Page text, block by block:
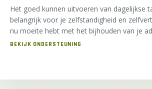
Het goed kunnen uitvoeren van dagelijkse
belangrijk voor je zelfstandigheid en
nu moeite hebt met het bijhouden van je
het plannen van je dag, bij Coach’EmUp